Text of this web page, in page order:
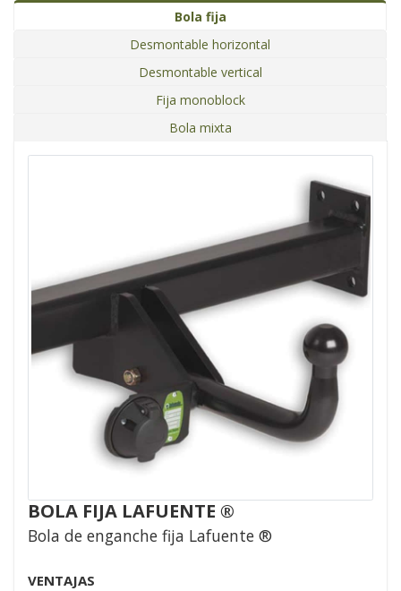
Bola fija
Desmontable horizontal
Desmontable vertical
Fija monoblock
Bola mixta
BOLA FIJA LAFUENTE ®
Bola de enganche fija Lafuente ®
VENTAJAS